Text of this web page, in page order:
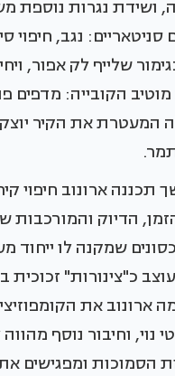
נגרות נוספת
סניטאריים: נגב,
שלייף לק אפור,
הקובייה: מדפים
המעטרת את הקיר
ארונוב חיפוי
הדיוק והמורכבות
שמקנה לו ייחוד
כ"צינורות" זכוכית
ארונוב את
וחיבור נוסף
הסמוכות ומפגישים